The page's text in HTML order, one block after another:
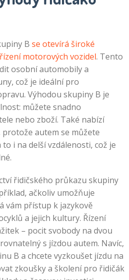
B se otevírá široké
motorových vozidel. Tento
osobní automobily a
což je ideální pro
Výhodou skupiny B je
můžete snadno
nebo zboží. Také nabízí
autem se můžete
i na delší vzdálenosti, což je
řidičského průkazu skupiny
ačkoliv umožňuje
vám přístup k jazykově
a jejich kultury. Řízení
– pocit svobody na dvou
s jízdou autem. Navíc,
B a chcete vyzkoušet jízdu na
zkoušky a školení pro řidičák